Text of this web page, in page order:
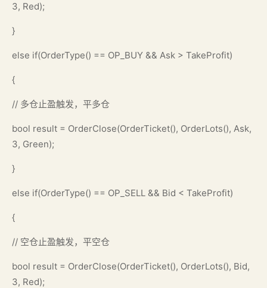
3, Red);
}
else if(OrderType() == OP_BUY && Ask > TakeProfit)
{
// 多仓止盈触发，平多仓
bool result = OrderClose(OrderTicket(), OrderLots(), Ask,
3, Green);
}
else if(OrderType() == OP_SELL && Bid < TakeProfit)
{
// 空仓止盈触发，平空仓
bool result = OrderClose(OrderTicket(), OrderLots(), Bid,
3, Red);